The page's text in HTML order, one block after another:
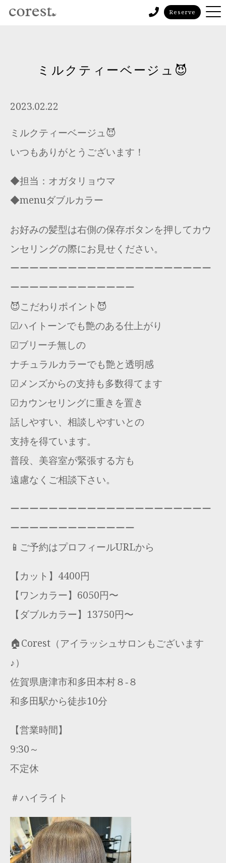
Reserve
ミルクティーベージュ😈
2023.02.22
ミルクティーベージュ😈
いつもありがとうございます！
◆担当：オガタリョウマ
◆menuダブルカラー
お好みの髪型は右側の保存ボタンを押してカウ
ンセリングの際にお見せください。
ーーーーーーーーーーーーーーーーーーーーー
ーーーーーーーーーーーーー
😈こだわりポイント😈
☑︎ハイトーンでも艶のある仕上がり
☑︎ブリーチ無しの
ナチュラルカラーでも艶と透明感
☑︎メンズからの支持も多数得てます
☑カウンセリングに重きを置き
話しやすい、相談しやすいとの
支持を得ています。
普段、美容室が緊張する方も
遠慮なくご相談下さい。
ーーーーーーーーーーーーーーーーーーーーー
ーーーーーーーーーーーーー
📱ご予約はプロフィールURLから
【カット】4400円
【ワンカラー】6050円〜
【ダブルカラー】13750円〜
🏠Corest（アイラッシュサロンもございます
♪）
佐賀県唐津市和多田本村８‐８
和多田駅から徒歩10分
【営業時間】
9:30～
不定休
＃ハイライト